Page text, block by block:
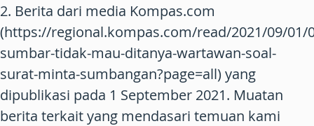
2. Berita dari media Kompas.com
(https://regional.kompas.com/read/2021/09/01/
sumbar-tidak-mau-ditanya-wartawan-soal-
surat-minta-sumbangan?page=all) yang
dipublikasi pada 1 September 2021. Muatan
berita terkait yang mendasari temuan kami